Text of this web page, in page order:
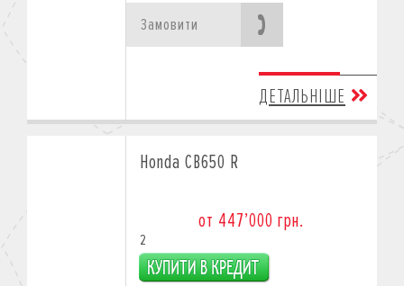
Замовити
ДЕТАЛЬНІШЕ
Honda CB650 R
от 447’000 грн.
2